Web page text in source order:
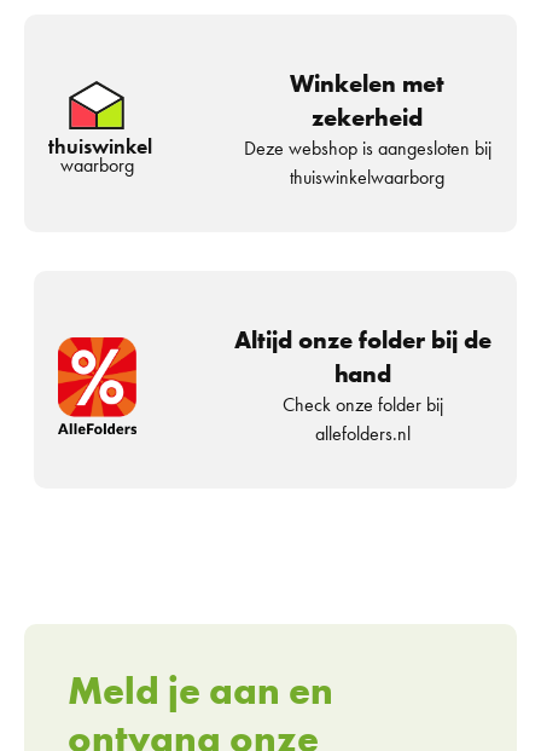
thuiswinkel
waarborg
Winkelen met
zekerheid
Deze webshop is aangesloten bij
thuiswinkelwaarborg
Altijd onze folder bij de
hand
Check onze folder bij
allefolders.nl
Meld je aan en
ontvang onze